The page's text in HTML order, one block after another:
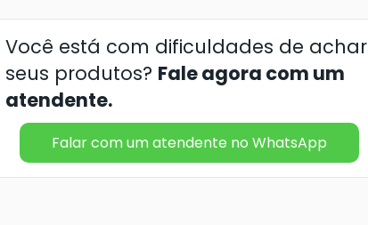
Você está com dificuldades de achar
seus produtos? Fale agora com um
atendente.
Falar com um atendente no WhatsApp